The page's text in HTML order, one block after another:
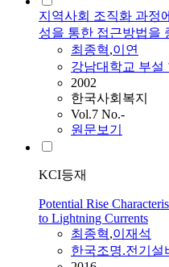
지역사회 조직화 과정
성을 통한 접근방법을
최종혁,이연
강남대학교 부설
2002
한국사회복지
Vol.7 No.-
원문보기
KCI등재
Potential Rise
to Lightning Currents
최종혁,이재석
한국조명.전기설